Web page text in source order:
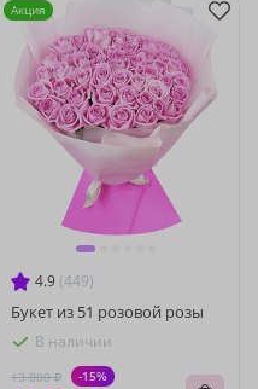
4.9 (449)
Букет из 51 розовой розы
В наличии
13 880 ₽ -15%
Акция